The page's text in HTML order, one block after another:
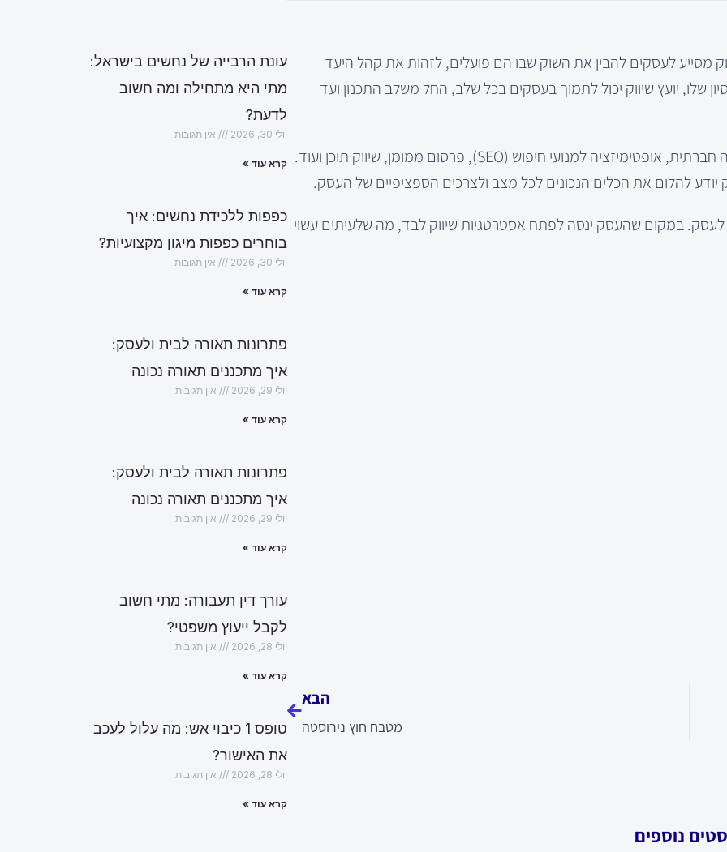
מסייע לעסקים להבין את השוק שבו הם פועלים, לזהות את קהל היעד
שלו, יועץ שיווק יכול לתמוך בעסקים בכל שלב, החל משלב התכנון ועד
יועץ שיווק מתמחה בשיטות שונות כגון שיווק דיגיטלי, פרסום במדיה חברתית, אופטימיזציה למנועי חיפוש (SEO), פרסום ממומן, שיווק תוכן ועוד.
יודע להלום את הכלים הנכונים לכל מצב ולצרכים הספציפיים של העסק.
לעסק. במקום שהעסק ינסה לפתח אסטרטגיות שיווק לבד, מה שלעיתים עשוי
הבא
מטבח חוץ נירוסטה
נוספים
עונת הרבייה של נחשים בישראל:
מתי היא מתחילה ומה חשוב
לדעת?
יולי 30, 2026 אין תגובות
קרא עוד »
כפפות ללכידת נחשים: איך
בוחרים כפפות מיגון מקצועיות?
יולי 30, 2026 אין תגובות
קרא עוד »
פתרונות תאורה לבית ולעסק:
איך מתכננים תאורה נכונה
יולי 29, 2026 אין תגובות
קרא עוד »
פתרונות תאורה לבית ולעסק:
איך מתכננים תאורה נכונה
יולי 29, 2026 אין תגובות
קרא עוד »
עורך דין תעבורה: מתי חשוב
לקבל ייעוץ משפטי?
יולי 28, 2026 אין תגובות
קרא עוד »
טופס 1 כיבוי אש: מה עלול לעכב
את האישור?
יולי 28, 2026 אין תגובות
קרא עוד »